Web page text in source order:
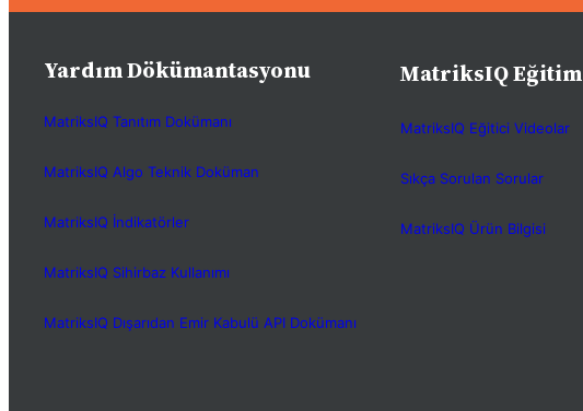
Yardım Dökümantasyonu
MatriksIQ Tanıtım Dokümanı
MatriksIQ Algo Teknik Doküman
MatriksIQ İndikatörler
MatriksIQ Sihirbaz Kullanımı
MatriksIQ Dışarıdan Emir Kabulü API Dokümanı
MatriksIQ Eğitim
MatriksIQ Eğitici Videolar
Sıkça Sorulan Sorular
MatriksIQ Ürün Bilgisi